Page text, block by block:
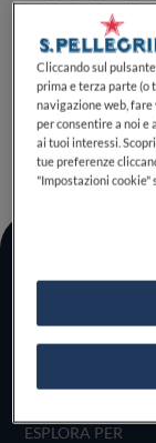
Salva questo
effettuando il
migliorare la tua
IscrivitiHo un
ESPLORA PER
Cliccando sul
prima e terza parte (o
navigazione web,
per consentire a noi
ai tuoi interessi.
tue preferenze
"Impostazioni cookie"